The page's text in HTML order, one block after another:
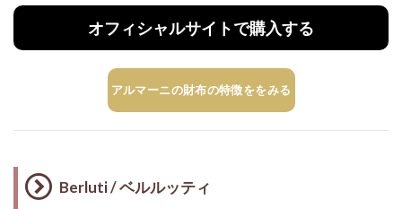
オフィシャルサイトで購入する
アルマーニの財布の特徴ををみる
Berluti / ベルルッティ